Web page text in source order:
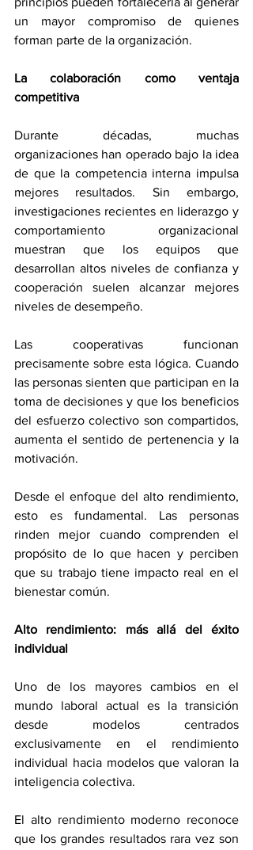
un mayor compromiso de quienes
forman parte de la organización.
La colaboración como ventaja
competitiva
Durante décadas, muchas
organizaciones han operado bajo la idea
de que la competencia interna impulsa
mejores resultados. Sin embargo,
investigaciones recientes en liderazgo y
comportamiento organizacional
muestran que los equipos que
desarrollan altos niveles de confianza y
cooperación suelen alcanzar mejores
niveles de desempeño.
Las cooperativas funcionan
precisamente sobre esta lógica. Cuando
las personas sienten que participan en la
toma de decisiones y que los beneficios
del esfuerzo colectivo son compartidos,
aumenta el sentido de pertenencia y la
motivación.
Desde el enfoque del alto rendimiento,
esto es fundamental. Las personas
rinden mejor cuando comprenden el
propósito de lo que hacen y perciben
que su trabajo tiene impacto real en el
bienestar común.
Alto rendimiento: más allá del éxito
individual
Uno de los mayores cambios en el
mundo laboral actual es la transición
desde modelos centrados
exclusivamente en el rendimiento
individual hacia modelos que valoran la
inteligencia colectiva.
El alto rendimiento moderno reconoce
que los grandes resultados rara vez son